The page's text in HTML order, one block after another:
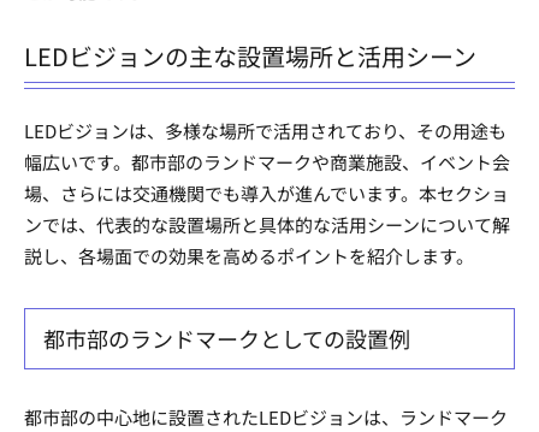
LEDビジョンの主な設置場所と活用シーン
LEDビジョンは、多様な場所で活用されており、その用途も
幅広いです。都市部のランドマークや商業施設、イベント会
場、さらには交通機関でも導入が進んでいます。本セクショ
ンでは、代表的な設置場所と具体的な活用シーンについて解
説し、各場面での効果を高めるポイントを紹介します。
都市部のランドマークとしての設置例
都市部の中心地に設置されたLEDビジョンは、ランドマーク